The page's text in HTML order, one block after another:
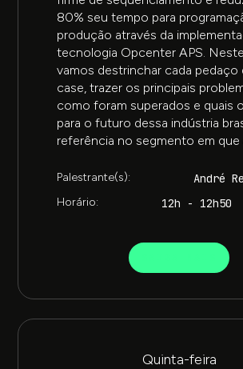
80% seu tempo para
produção através da
tecnologia Opcenter APS.
vamos destrinchar cada pedaço
case, trazer os principais
como foram superados e quais
para o futuro dessa indústria
referência no segmento em que
Palestrante(s): André
Horário: 12h - 12h50
Quinta-feira